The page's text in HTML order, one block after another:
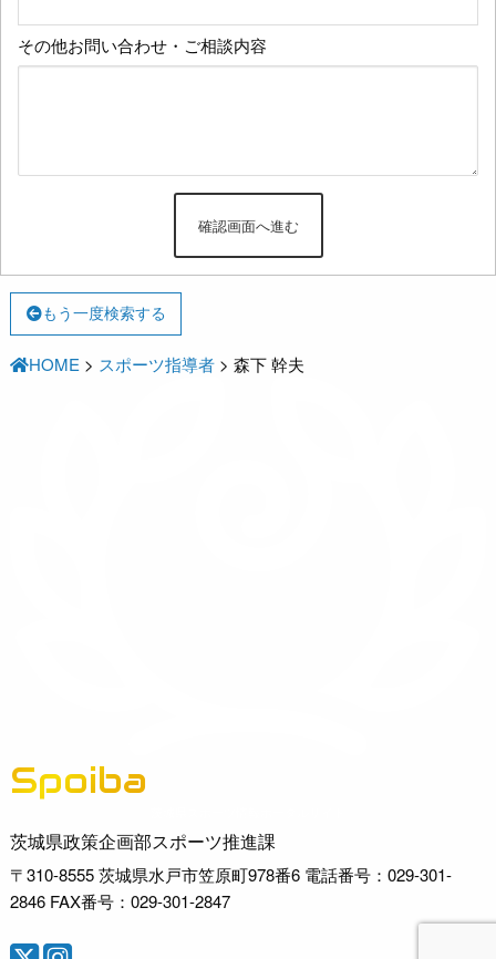
その他お問い合わせ・ご相談内容
もう一度検索する
HOME > スポーツ指導者 >森下 幹夫
Spoiba
茨城県政策企画部スポーツ推進課
〒310-8555 茨城県水戸市笠原町978番6 電話番号：029-301-
2846 FAX番号：029-301-2847